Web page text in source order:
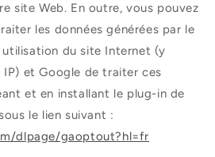
site Web. En outre, vous pouvez
les données générées par le
du site Internet (y
et Google de traiter ces
et en installant le plug-in de
le lien suivant :
dlpage/gaoptout?hl=fr